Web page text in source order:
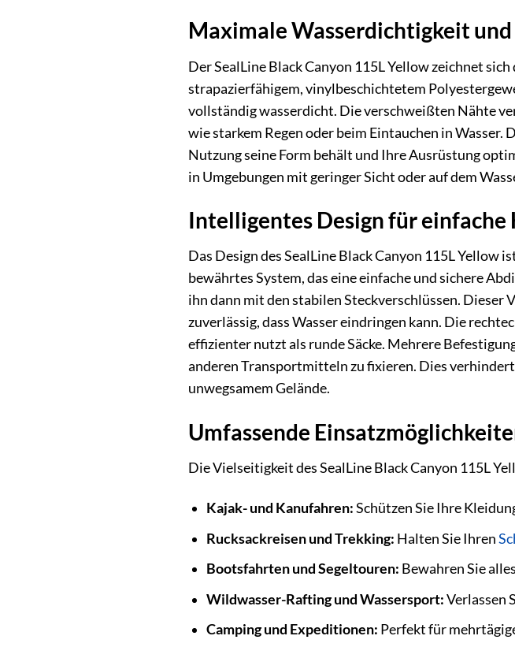
Maximale Wasserdichtigkeit
Der SealLine Black Canyon 115L Yellow zeichnet
strapazierfähigem, vinylbeschichtetem
vollständig wasserdicht. Die verschweißten Nähte
wie starkem Regen oder beim Eintauchen in
Nutzung seine Form behält und Ihre Ausrüstung
in Umgebungen mit geringer Sicht oder auf dem
Intelligentes Design für einfache
Das Design des SealLine Black Canyon 115L
bewährtes System, das eine einfache und sichere
ihn dann mit den stabilen Steckverschlüssen.
zuverlässig, dass Wasser eindringen kann. Die
effizienter nutzt als runde Säcke. Mehrere
anderen Transportmitteln zu fixieren. Dies
unwegsamem Gelände.
Umfassende
Die Vielseitigkeit des SealLine Black Canyon 115L
Kajak- und Kanufahren:Schützen Sie Ihre
Rucksackreisen und Trekking: Halten Sie Ihren
Bootsfahrten und Segeltouren: Bewahren Sie
Wildwasser-Rafting und Wassersport:Verlassen
Camping und Expeditionen: Perfekt für